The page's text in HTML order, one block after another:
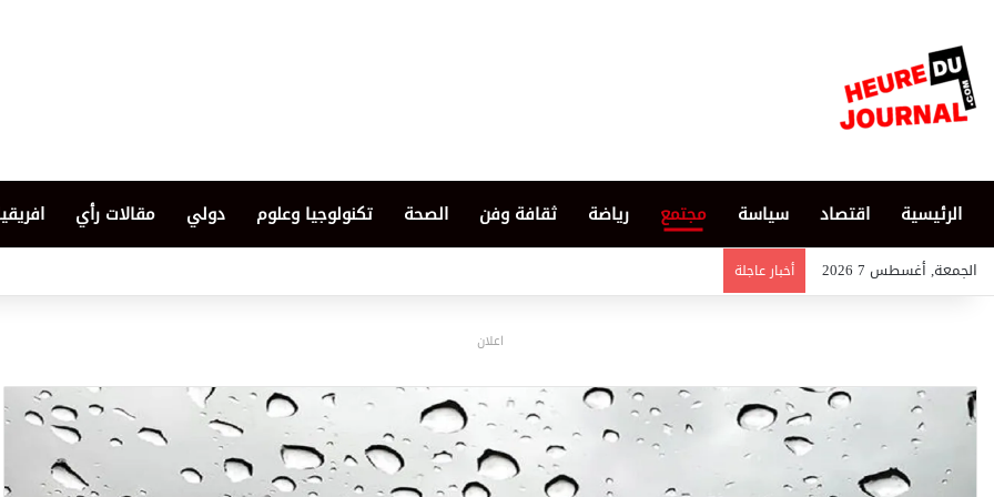
الرئيسية اقتصاد سياسة مجتمع رياضة ثقافة وفن الصحة تكنولوجيا وعلوم دولي مقالات رأي
الجمعة, أغسطس 7 2026 أخبار عاجلة
اعلان